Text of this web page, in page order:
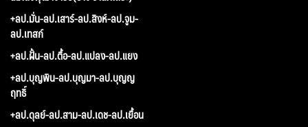
+ลป.มั่น-ลป.เสาร์-ลป.สิงห์-ลป.จูม-
ลป.เทสก์
+ลป.ฝั้น-ลป.ตื้อ-ลป.แปลง-ลป.แยง
+ลป.บุญพิน-ลป.บุญมา-ลป.บุญญ
ฤทธิ์
+ลป.ดุลย์-ลป.สาม-ลป.เดช-ลป.เยื้อน